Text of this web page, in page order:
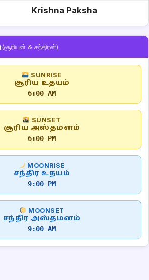
Krishna Paksha
(சூரியன் & சந்திரன்)
SUNRISE
சூரிய உதயம்
6:00 AM
SUNSET
சூரிய அஸ்தமனம்
6:00 PM
MOONRISE
சந்திர உதயம்
9:00 PM
MOONSET
சந்திர அஸ்தமனம்
9:00 AM